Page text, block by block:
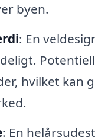
byen.
: En
hvilket kan
: En